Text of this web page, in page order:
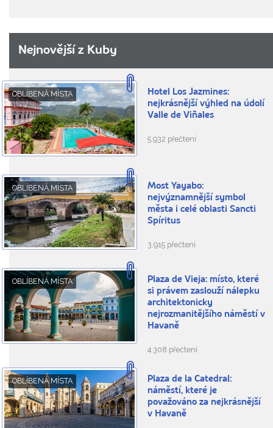
Nejnovější z Kuby
OBLÍBENÁ MÍSTA
Hotel Los Jazmines:
nejkrásnější výhled na údolí
Valle de Viñales
5.932 přečtení
OBLÍBENÁ MÍSTA
Most Yayabo:
nejvýznamnější symbol
města i celé oblasti Sancti
Spíritus
3.915 přečtení
OBLÍBENÁ MÍSTA
Plaza de Vieja: místo, které
si právem zaslouží nálepku
architektonicky
nejrozmanitějšího náměstí v
Havaně
4.308 přečtení
OBLÍBENÁ MÍSTA
Plaza de la Catedral:
náměstí, které je
považováno za nejkrásnější
v Havaně